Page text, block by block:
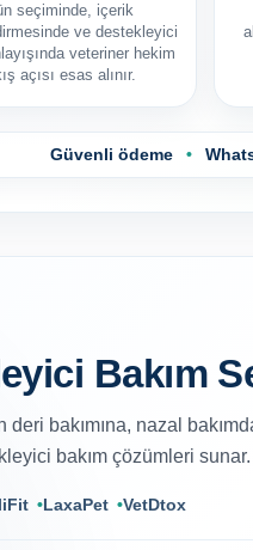
seçiminde, içerik
ve destekleyici
veteriner hekim
açısı esas alınır.
Güvenli ödeme •
Bakım
bakımına, nazal
bakım çözümleri sunar.
LaxaPet VetDtox